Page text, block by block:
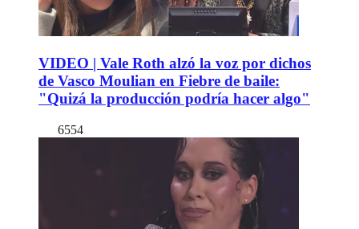
VIDEO | Vale Roth alzó la voz por dichos
de Vasco Moulian en Fiebre de baile:
"Quizá la producción podría hacer algo"
6554